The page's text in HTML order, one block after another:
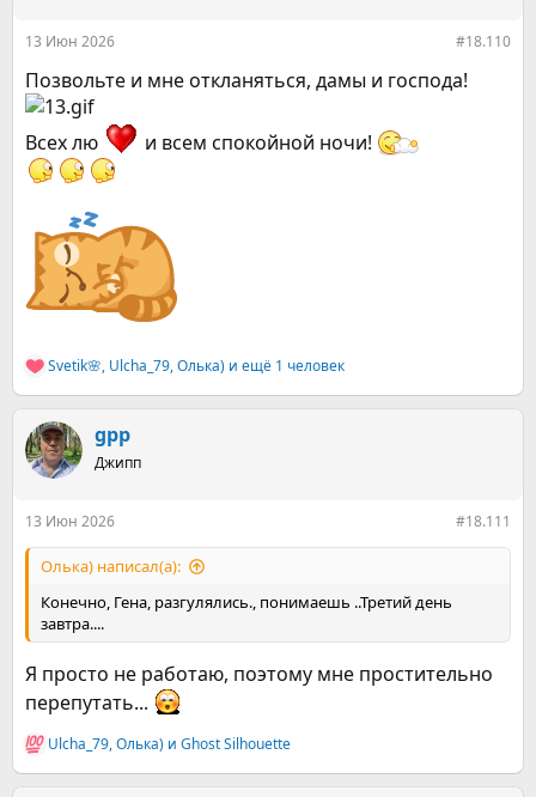
13 Июн 2026 #18.110
Позвольте и мне откланяться, дамы и господа!
Всех лю и всем спокойной ночи!
Р
е
к
ц
и
Svetik🌸, Ulcha_79,Олька) и ещё 1 человек
gpp
Джипп
13 Июн 2026 #18.111
Олька) написал(а):
Конечно, Гена, разгулялись., понимаешь ..Третий день
завтра....
Я просто не работаю, поэтому мне простительно
перепутать...
Р
е
Ulcha_79,Олька) и Ghost Silhouette